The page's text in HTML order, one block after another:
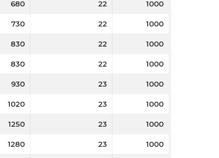
680 22 1000
730 22 1000
830 22 1000
830 22 1000
930 23 1000
1020 23 1000
1250 23 1000
1280 23 1000